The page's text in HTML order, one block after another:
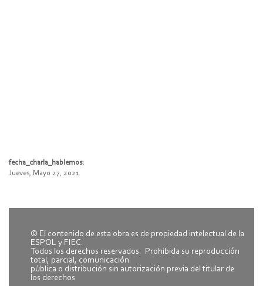
fecha_charla_hablemos:
Jueves, Mayo 27, 2021
© El contenido de esta obra es de propiedad intelectual de la
ESPOL y FIEC.
Todos los derechos reservados. Prohibida su reproducción
total, parcial, comunicación
pública o distribución sin autorización previa del titular de
los derechos